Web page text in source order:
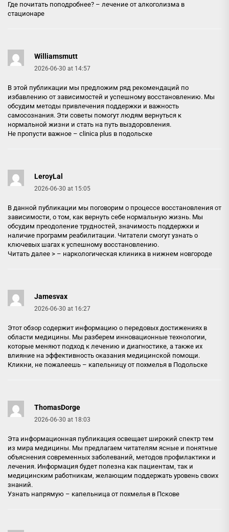
Где почитать поподробнее? – лечение от алкоголизма в
стационаре
Williamsmutt
2026-06-30 at 14:57
В этой публикации мы предложим ряд рекомендаций по
избавлению от зависимостей и успешному восстановлению. Мы
обсудим методы привлечения поддержки и важность
самосознания. Эти советы помогут людям вернуться к
нормальной жизни и стать на путь выздоровления.
Не пропусти важное – clinica plus в подольске
LeroyLal
2026-06-30 at 15:05
В данной публикации мы поговорим о процессе восстановления от
зависимости, о том, как вернуть себе нормальную жизнь. Мы
обсудим преодоление трудностей, значимость поддержки и
наличие программ реабилитации. Читатели смогут узнать о
ключевых шагах к успешному восстановлению.
Читать далее > – наркологическая клиника в нижнем новгороде
Jamesvax
2026-06-30 at 16:27
Этот обзор содержит информацию о передовых достижениях в
области медицины. Мы разберем инновационные технологии,
которые меняют подход к лечению и диагностике, а также их
влияние на эффективность оказания медицинской помощи.
Кликни, не пожалеешь – капельницу от похмелья в Подольске
ThomasDorge
2026-06-30 at 18:03
Эта информационная публикация освещает широкий спектр тем
из мира медицины. Мы предлагаем читателям ясные и понятные
объяснения современных заболеваний, методов профилактики и
лечения. Информация будет полезна как пациентам, так и
медицинским работникам, желающим поддержать уровень своих
знаний.
Узнать напрямую – капельница от похмелья в Пскове